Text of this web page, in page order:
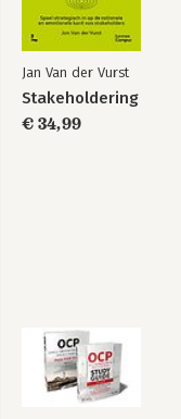
Jan Van der Vurst
Stakeholdering
€ 34,99